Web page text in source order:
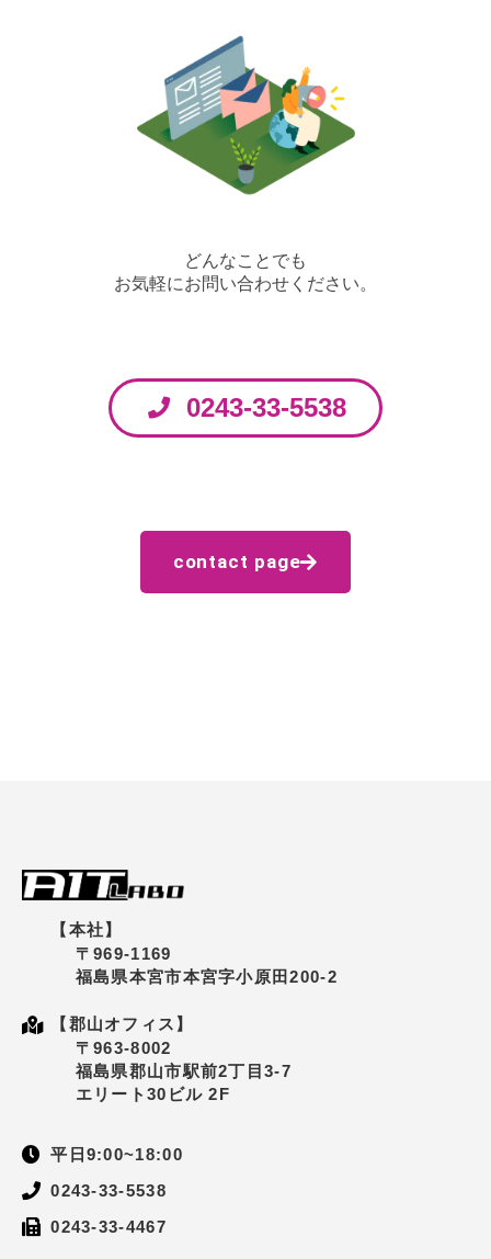
どんなことでも
お気軽にお問い合わせください。
0243-33-5538
contact page
【本社】
〒969-1169
福島県本宮市本宮字小原田200-2
【郡山オフィス】
〒963-8002
福島県郡山市駅前2丁目3-7
エリート30ビル 2F
平日9:00~18:00
0243-33-5538
0243-33-4467